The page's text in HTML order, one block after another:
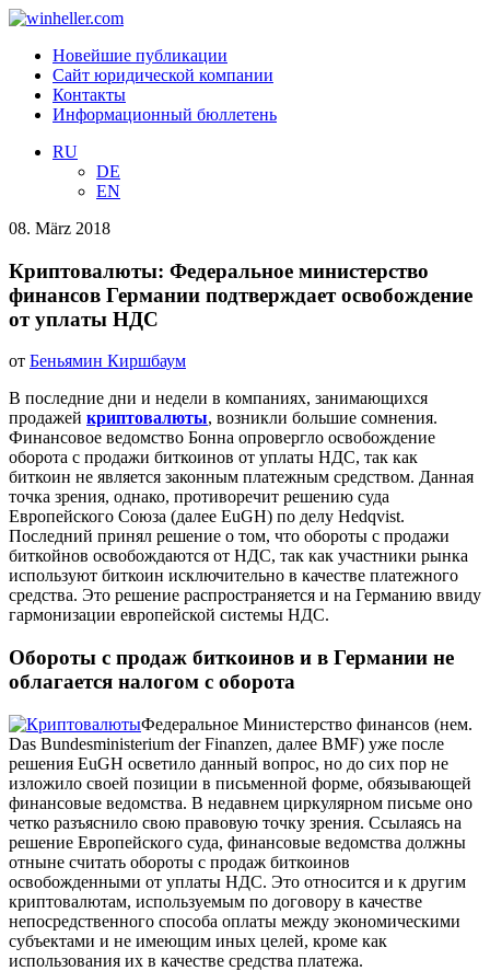
Новейшие публикации
Сайт юридической компании
Контакты
Информационный бюллетень
RU
DE
EN
08. März 2018
Криптовалюты: Федеральное министерство
финансов Германии подтверждает освобождение
от уплаты НДС
от Беньямин Киршбаум
В последние дни и недели в компаниях, занимающихся
продажей криптовалюты, возникли большие сомнения.
Финансовое ведомство Бонна опровергло освобождение
оборота с продажи биткоинов от уплаты НДС, так как
биткоин не является законным платежным средством. Данная
точка зрения, однако, противоречит решению суда
Европейского Союза (далее EuGH) по делу Hedqvist.
Последний принял решение о том, что обороты с продажи
биткойнов освобождаются от НДС, так как участники рынка
используют биткоин исключительно в качестве платежного
средства. Это решение распространяется и на Германию ввиду
гармонизации европейской системы НДС.
Обороты с продаж биткоинов и в Германии не
облагается налогом с оборота
Федеральное Министерство финансов (нем.
Das Bundesministerium der Finanzen, далее BMF) уже после
решения EuGH осветило данный вопрос, но до сих пор не
изложило своей позиции в письменной форме, обязывающей
финансовые ведомства. В недавнем циркулярном письме оно
четко разъяснило свою правовую точку зрения. Ссылаясь на
решение Европейского суда, финансовые ведомства должны
отныне считать обороты с продаж биткоинов
освобожденными от уплаты НДС. Это относится и к другим
криптовалютам, используемым по договору в качестве
непосредственного способа оплаты между экономическими
субъектами и не имеющим иных целей, кроме как
использования их в качестве средства платежа.